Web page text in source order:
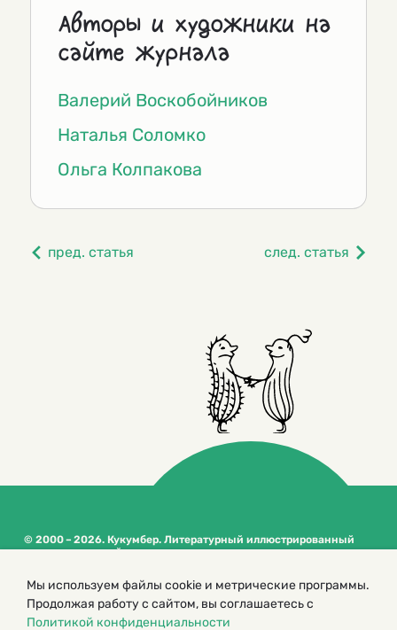
Авторы и художники на
сайте журнала
Валерий Воскобойников
Наталья Соломко
Ольга Колпакова
пред. статья след. статья
© 2000 – 2026. Кукумбер. Литературный иллюстрированный
журнал для детей
сайта
Политика конфиденциальности
Мы используем файлы cookie и метрические программы.
Продолжая работу с сайтом, вы соглашаетесь с
Политикой конфиденциальности